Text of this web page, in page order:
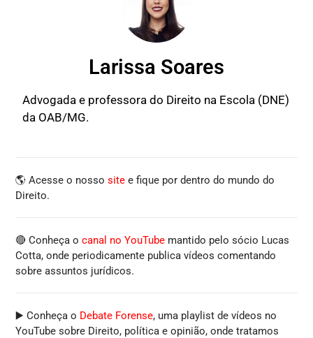
Larissa Soares
Advogada e professora do Direito na Escola (DNE)
da OAB/MG.
🌎 Acesse o nossosite e fique por dentro do mundo do
Direito.
🔴 Conheça ocanal no YouTube mantido pelo sócio Lucas
Cotta, onde periodicamente publica vídeos comentando
sobre assuntos jurídicos.
▶️ Conheça o Debate Forense, uma playlist de vídeos no
YouTube sobre Direito, política e opinião, onde tratamos